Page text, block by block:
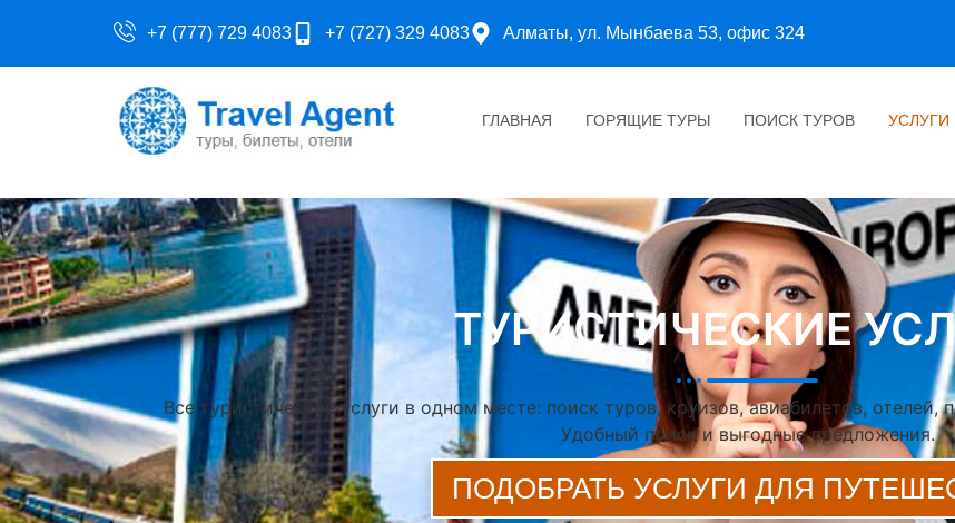
+7 (777) 729 4083 +7 (727) 329 4083 Алматы, ул. Мынбаева 53, офис 324
ГЛАВНАЯ ГОРЯЩИЕ ТУРЫ ПОИСК ТУРОВ УСЛУГИ
ТУРИСТИЧЕСКИЕ
Все туристические услуги в одном месте: поиск туров, круизов, авиабилетов, отелей,
Удобный поиск и выгодные предложения.
ПОДОБРАТЬ УСЛУГИ ДЛЯ